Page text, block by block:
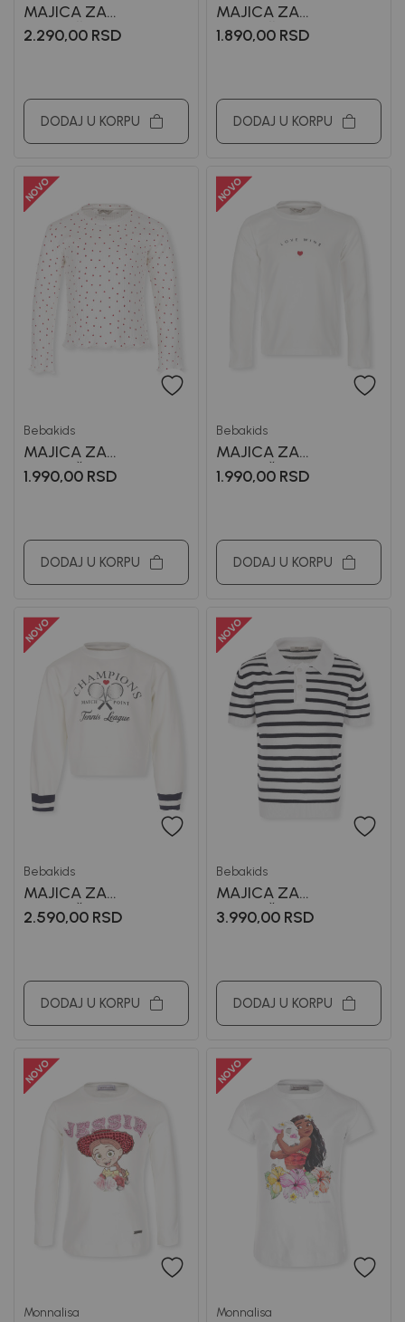
MAJICA ZA
DEVOJČICE LULU
2.290,00 RSD
DODAJ U KORPU
MAJICA ZA
DEVOJČICE LUSI
1.890,00 RSD
DODAJ U KORPU
Bebakids
MAJICA ZA
DEVOJČICE VANA
1.990,00 RSD
DODAJ U KORPU
Bebakids
MAJICA ZA
DEVOJČICE VANJA
1.990,00 RSD
DODAJ U KORPU
Bebakids
MAJICA ZA
DEVOJČICE VONI
2.590,00 RSD
DODAJ U KORPU
Bebakids
MAJICA ZA
DEVOJČICE BEBAKIDS
3.990,00 RSD
DODAJ U KORPU
Monnalisa Monnalisa